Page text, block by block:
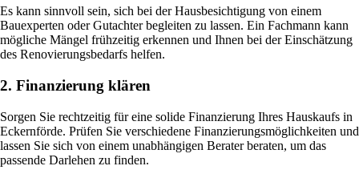
Es kann sinnvoll sein, sich bei der Hausbesichtigung von einem
Bauexperten oder Gutachter begleiten zu lassen. Ein Fachmann kann
mögliche Mängel frühzeitig erkennen und Ihnen bei der Einschätzung
des Renovierungsbedarfs helfen.
2. Finanzierung klären
Sorgen Sie rechtzeitig für eine solide Finanzierung Ihres Hauskaufs in
Eckernförde. Prüfen Sie verschiedene Finanzierungsmöglichkeiten und
lassen Sie sich von einem unabhängigen Berater beraten, um das
passende Darlehen zu finden.